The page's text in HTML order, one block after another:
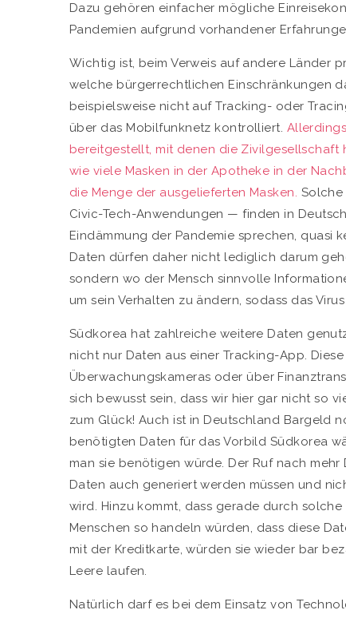
Dazu gehören einfacher mögliche
Pandemien aufgrund vorhandener
Wichtig ist, beim Verweis auf andere Länder
welche bürgerrechtlichen Einschränkungen
beispielsweise nicht auf Tracking- oder
über das Mobilfunknetz kontrolliert.
bereitgestellt, mit denen die Zivilgesellschaft
wie viele Masken in der Apotheke in der
die Menge der ausgelieferten Masken.
Civic-Tech-Anwendungen — finden in
Eindämmung der Pandemie sprechen, quasi
Daten dürfen daher nicht lediglich darum
sondern wo der Mensch sinnvolle
um sein Verhalten zu ändern, sodass das
Südkorea hat zahlreiche weitere Daten
nicht nur Daten aus einer Tracking-App.
Überwachungskameras oder über
sich bewusst sein, dass wir hier gar nicht so
zum Glück! Auch ist in Deutschland Bargeld
benötigten Daten für das Vorbild Südkorea
man sie benötigen würde. Der Ruf nach
Daten auch generiert werden müssen und
wird. Hinzu kommt, dass gerade durch
Menschen so handeln würden, dass diese
mit der Kreditkarte, würden sie wieder bar
Leere laufen.
Natürlich darf es bei dem Einsatz von